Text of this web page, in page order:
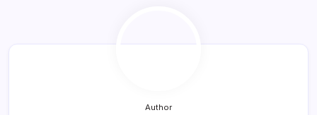
Author